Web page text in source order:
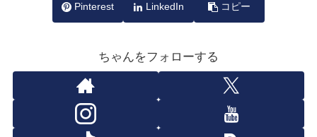
Pinterest LinkedIn コピー
ちゃんをフォローする